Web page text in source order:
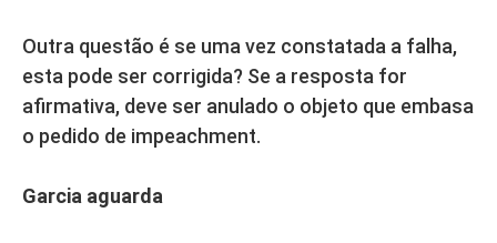
Outra questão é se uma vez constatada a falha,
esta pode ser corrigida? Se a resposta for
afirmativa, deve ser anulado o objeto que embasa
o pedido de impeachment.
Garcia aguarda